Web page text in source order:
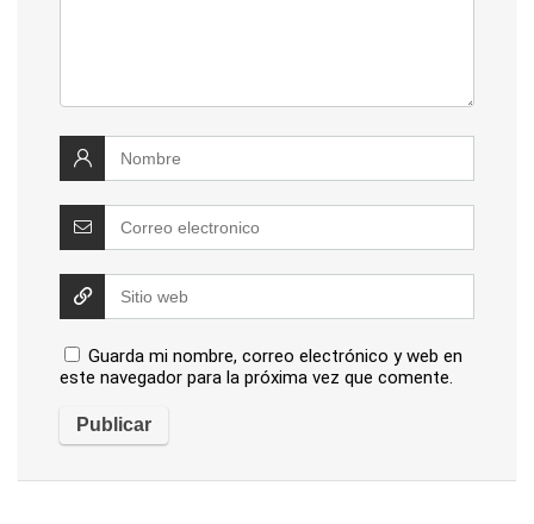
Guarda mi nombre, correo electrónico y web en
este navegador para la próxima vez que comente.